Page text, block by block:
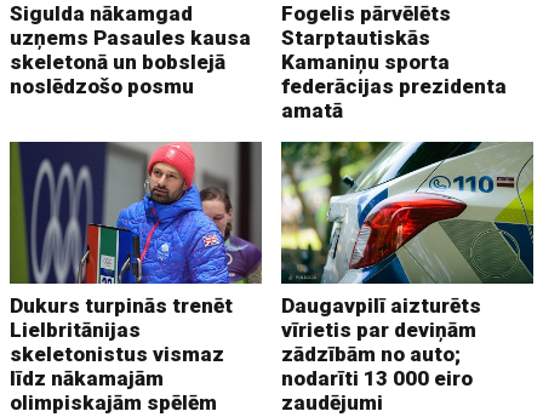
Sigulda nākamgad
uzņems Pasaules kausa
skeletonā un bobslejā
noslēdzošo posmu
Fogelis pārvēlēts
Starptautiskās
Kamaniņu sporta
federācijas prezidenta
amatā
Dukurs turpinās trenēt
Lielbritānijas
skeletonistus vismaz
līdz nākamajām
olimpiskajām spēlēm
Daugavpilī aizturēts
vīrietis par deviņām
zādzībām no auto;
nodarīti 13 000 eiro
zaudējumi